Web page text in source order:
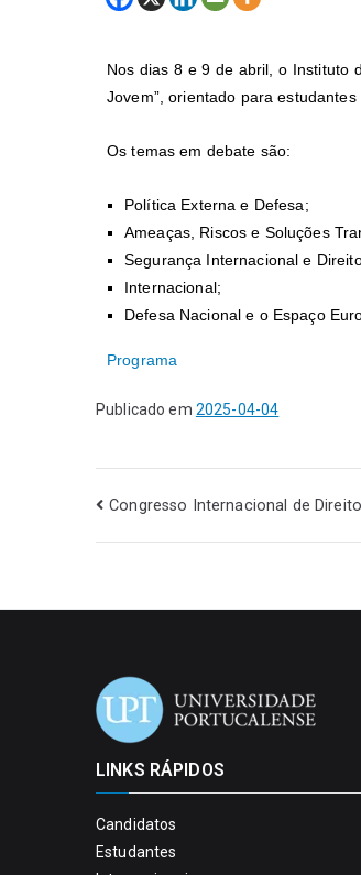
Nos dias 8 e 9 de abril, o Instituto
Jovem”, orientado para
Os temas em debate são:
Política Externa e Defesa;
Ameaças, Riscos e Soluções
Segurança Internacional e
Internacional;
Defesa Nacional e o Espaço
Programa
Publicado em 2025-04-04
Congresso Internacional de
LINKS RÁPIDOS
Candidatos
Estudantes